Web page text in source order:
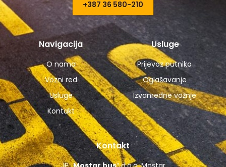
+387 36 580-210​
Navigacija
O nama
Vozni red
Usluge
Kontakt
Usluge
Prijevoz putnika
Oglašavanje
Izvanredne vožnje
Kontakt